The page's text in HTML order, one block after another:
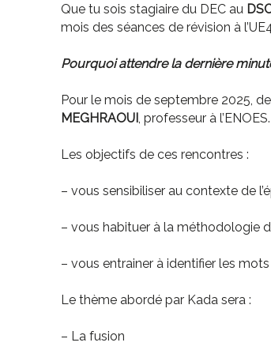
Que tu sois stagiaire du DEC au
mois des séances de révision à
Pourquoi attendre la dernière
Pour le mois de septembre 2025,
MEGHRAOUI , professeur à l’ENOES.
Les objectifs de ces rencontres :
– vous sensibiliser au contexte de
– vous habituer à la méthodologie
– vous entrainer à identifier les
Le thème abordé par Kada sera :
– La fusion